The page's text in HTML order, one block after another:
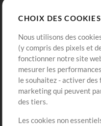
Modèles ProPresenter
Sons
Boutique
Acheter des crédits
Contenu gratuit
Demander les pistes
CHOIX DES COOKIES
Nous utilisons des
(y compris des pixels et
fonctionner notre site
mesurer les
le souhaitez - activer
marketing qui peuvent
des tiers.
Les cookies non